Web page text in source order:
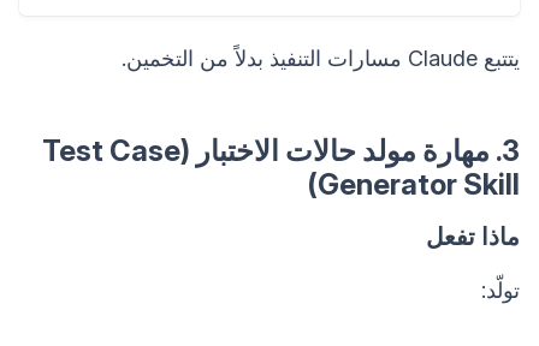
يتتبع Claude مسارات التنفيذ بدلاً من التخمين.
3. مهارة مولد حالات الاختبار (Test Case
Generator Skill)
ماذا تفعل
تولّد: